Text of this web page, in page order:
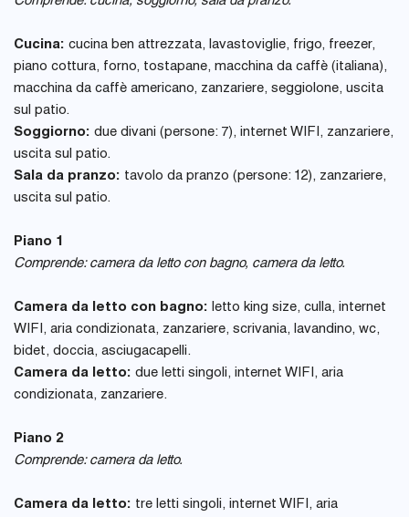
Cucina: cucina ben attrezzata, lavastoviglie, frigo, freezer,
piano cottura, forno, tostapane, macchina da caffè (italiana),
macchina da caffè americano, zanzariere, seggiolone, uscita
sul patio.
Soggiorno: due divani (persone: 7), internet WIFI, zanzariere,
uscita sul patio.
Sala da pranzo: tavolo da pranzo (persone: 12), zanzariere,
uscita sul patio.
Piano 1
Comprende: camera da letto con bagno, camera da letto.
Camera da letto con bagno: letto king size, culla, internet
WIFI, aria condizionata, zanzariere, scrivania, lavandino, wc,
bidet, doccia, asciugacapelli.
Camera da letto: due letti singoli, internet WIFI, aria
condizionata, zanzariere.
Piano 2
Comprende: camera da letto.
Camera da letto: tre letti singoli, internet WIFI, aria